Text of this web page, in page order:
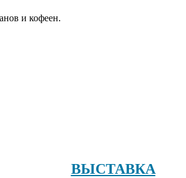
и кофеен.
ВЫСТАВКА